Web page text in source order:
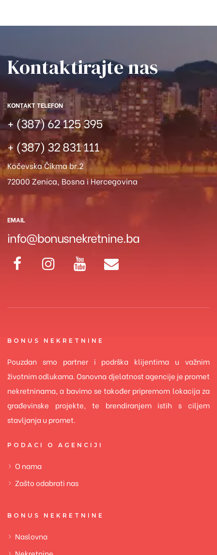
Kontaktirajte nas​
KONTAKT TELEFON
+ (387) 62 125 395
+ (387) 32 831 111
Kočevska Čikma br.2
72000 Zenica, Bosna i Hercegovina
EMAIL
info@bonusnekretnine.ba
BONUS NEKRETNINE
Pouzdan smo partner i podrška klijentima u važnim
životnim odlukama. Osnovna djelatnost agencije je promet
nekretninama, a bavimo se također pripremom lokacija za
građevinske projekte, te brendiranjem istih s ciljem
stavljanja u promet.
PODACI O AGENCIJI
O nama
Zašto odabrati nas
BONUS NEKRETNINE
Naslovna
Nekretnine